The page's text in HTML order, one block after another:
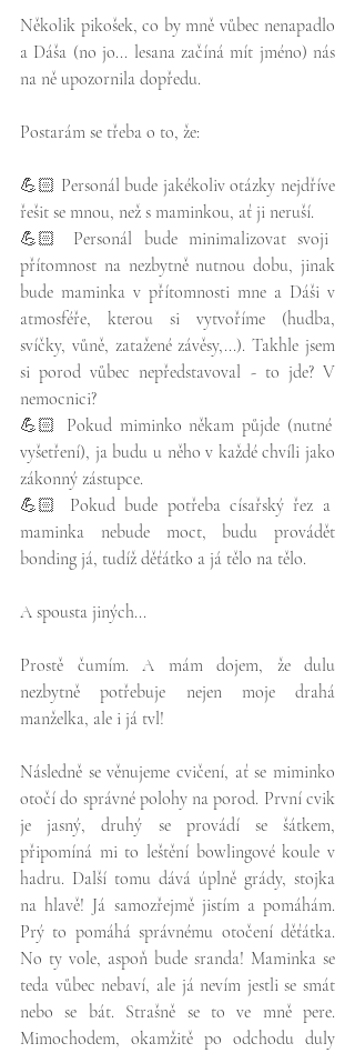
Několik pikošek, co by mně vůbec nenapadlo
a Dáša (no jo... lesana začíná mít jméno) nás
na ně upozornila dopředu.
Postarám se třeba o to, že:
💪🏻 Personál bude jakékoliv otázky nejdříve
řešit se mnou, než s maminkou, ať ji neruší.
💪🏻 Personál bude minimalizovat svoji
přítomnost na nezbytně nutnou dobu, jinak
bude maminka v přítomnosti mne a Dáši v
atmosféře, kterou si vytvoříme (hudba,
svíčky, vůně, zatažené závěsy,...). Takhle jsem
si porod vůbec nepředstavoval - to jde? V
nemocnici?
💪🏻 Pokud miminko někam půjde (nutné
vyšetření), ja budu u něho v každé chvíli jako
zákonný zástupce.
💪🏻 Pokud bude potřeba císařský řez a
maminka nebude moct, budu provádět
bonding já, tudíž děťátko a já tělo na tělo.
A spousta jiných...
Prostě čumím. A mám dojem, že dulu
nezbytně potřebuje nejen moje drahá
manželka, ale i já tvl!
Následně se věnujeme cvičení, ať se miminko
otočí do správné polohy na porod. První cvik
je jasný, druhý se provádí se šátkem,
připomíná mi to leštění bowlingové koule v
hadru. Další tomu dává úplně grády, stojka
na hlavě! Já samozřejmě jistím a pomáhám.
Prý to pomáhá správnému otočení děťátka.
No ty vole, aspoň bude sranda! Maminka se
teda vůbec nebaví, ale já nevím jestli se smát
nebo se bát. Strašně se to ve mně pere.
Mimochodem, okamžitě po odchodu duly